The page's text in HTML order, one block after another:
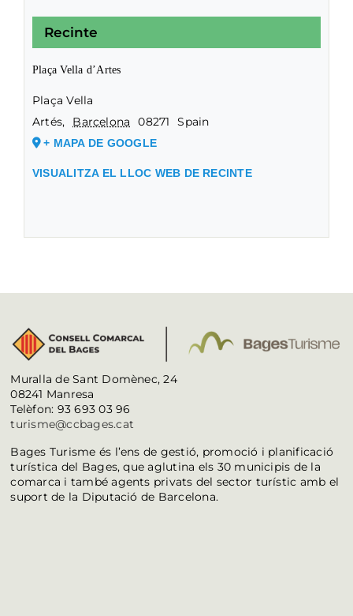
Recinte
Plaça Vella d’Artes
Plaça Vella
Artés, Barcelona 08271 Spain
+ MAPA DE GOOGLE
VISUALITZA EL LLOC WEB DE RECINTE
Muralla de Sant Domènec, 24
08241 Manresa
Telèfon: 93 693 03 96
turisme@ccbages.cat
Bages Turisme és l’ens de gestió, promoció i planificació
turística del Bages, que aglutina els 30 municipis de la
comarca i també agents privats del sector turístic amb el
suport de la Diputació de Barcelona.